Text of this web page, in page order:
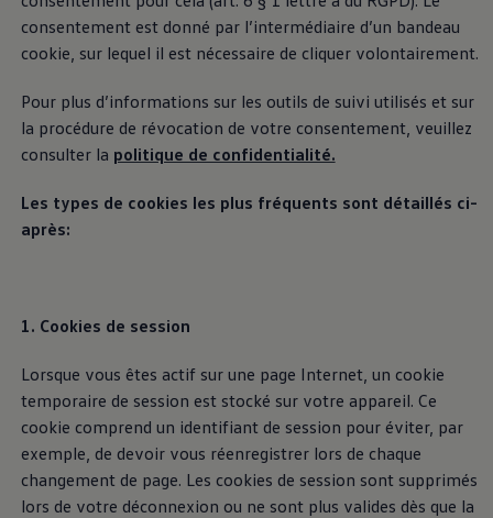
(CIC)
Le Customer Interaction Center (CIC) est responsable
de la rubrique "Aide pour les applications et les
services numériques". Vous pouvez contacter le CIC
pour toute question concernant nos services
numériques ou applications.
consentement est donné par l’intermédiaire d’un bandeau
cookie, sur lequel il est nécessaire de cliquer volontairement.
Pour plus d’informations sur les outils de suivi utilisés et sur
la procédure de révocation de votre consentement, veuillez
consulter la politique de confidentialité.
Les types de cookies les plus fréquents sont détaillés ci-
après:
1. Cookies de session
Lorsque vous êtes actif sur une page Internet, un cookie
temporaire de session est stocké sur votre appareil. Ce
cookie comprend un identifiant de session pour éviter, par
exemple, de devoir vous réenregistrer lors de chaque
changement de page. Les cookies de session sont supprimés
lors de votre déconnexion ou ne sont plus valides dès que la